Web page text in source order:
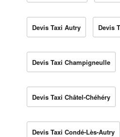
Devis Taxi Autry Devis
Devis Taxi Champigneulle
Devis Taxi Châtel-Chéhéry
Devis Taxi Condé-Lès-Autry